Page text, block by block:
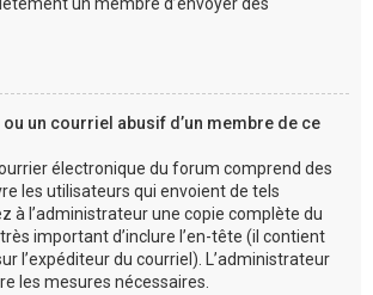
ou un courriel abusif d’un membre de ce
électronique du forum comprend des
les utilisateurs qui envoient de tels
à l’administrateur une copie complète du
important d’inclure l’en-tête (il contient
l’expéditeur du courriel). L’administrateur
les mesures nécessaires.